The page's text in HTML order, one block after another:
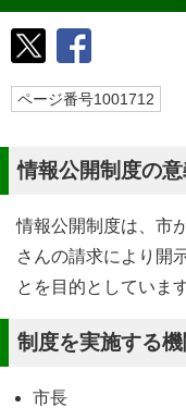
ページ番号1001712
情報公開制度の
情報公開制度は、市
さんの請求により開
とを目的としています
制度を実施する機
市長